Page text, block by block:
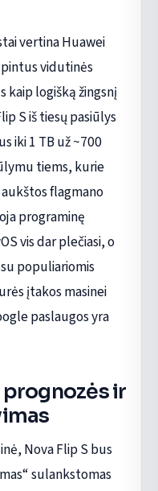
vertina Huawei
vidutinės
kaip logišką žingsnį
S iš tiesų pasiūlys
iki 1 TB už ~700
tiems, kurie
flagmano
programinę
vis dar plečiasi, o
populiariomis
įtakos masinei
paslaugos yra
ir
Nova Flip S bus
sulankstomas